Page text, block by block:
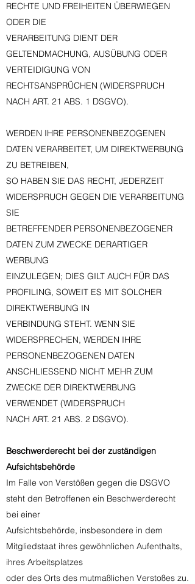
RECHTE UND FREIHEITEN ÜBERWIEGEN
ODER DIE
VERARBEITUNG DIENT DER
GELTENDMACHUNG, AUSÜBUNG ODER
VERTEIDIGUNG VON
RECHTSANSPRÜCHEN (WIDERSPRUCH
NACH ART. 21 ABS. 1 DSGVO).
WERDEN IHRE PERSONENBEZOGENEN
DATEN VERARBEITET, UM DIREKTWERBUNG
ZU BETREIBEN,
SO HABEN SIE DAS RECHT, JEDERZEIT
WIDERSPRUCH GEGEN DIE VERARBEITUNG
SIE
BETREFFENDER PERSONENBEZOGENER
DATEN ZUM ZWECKE DERARTIGER
WERBUNG
EINZULEGEN; DIES GILT AUCH FÜR DAS
PROFILING, SOWEIT ES MIT SOLCHER
DIREKTWERBUNG IN
VERBINDUNG STEHT. WENN SIE
WIDERSPRECHEN, WERDEN IHRE
PERSONENBEZOGENEN DATEN
ANSCHLIESSEND NICHT MEHR ZUM
ZWECKE DER DIREKTWERBUNG
VERWENDET (WIDERSPRUCH
NACH ART. 21 ABS. 2 DSGVO).
Beschwerderecht bei der zuständigen
Aufsichtsbehörde
Im Falle von Verstößen gegen die DSGVO
steht den Betroffenen ein Beschwerderecht
bei einer
Aufsichtsbehörde, insbesondere in dem
Mitgliedstaat ihres gewöhnlichen Aufenthalts,
ihres Arbeitsplatzes
oder des Orts des mutmaßlichen Verstoßes zu.